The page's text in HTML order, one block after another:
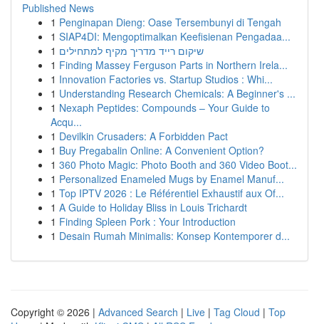
Published News
1 Penginapan Dieng: Oase Tersembunyi di Tengah
1 SIAP4DI: Mengoptimalkan Keefisienan Pengadaa...
1 שיקום רייד מדריך מקיף למתחילים
1 Finding Massey Ferguson Parts in Northern Irela...
1 Innovation Factories vs. Startup Studios : Whi...
1 Understanding Research Chemicals: A Beginner's ...
1 Nexaph Peptides: Compounds – Your Guide to
Acqu...
1 Devilkin Crusaders: A Forbidden Pact
1 Buy Pregabalin Online: A Convenient Option?
1 360 Photo Magic: Photo Booth and 360 Video Boot...
1 Personalized Enameled Mugs by Enamel Manuf...
1 Top IPTV 2026 : Le Référentiel Exhaustif aux Of...
1 A Guide to Holiday Bliss in Louis Trichardt
1 Finding Spleen Pork : Your Introduction
1 Desain Rumah Minimalis: Konsep Kontemporer d...
Copyright © 2026 | Advanced Search | Live | Tag Cloud | Top